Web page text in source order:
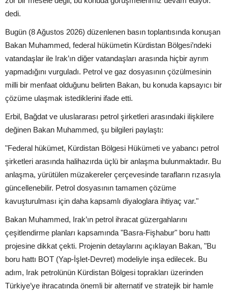
dedi.
Bugün (8 Ağustos 2026) düzenlenen basın toplantısında konuşan
Bakan Muhammed, federal hükümetin Kürdistan Bölgesi’ndeki
vatandaşlar ile Irak’ın diğer vatandaşları arasında hiçbir ayrım
yapmadığını vurguladı. Petrol ve gaz dosyasının çözülmesinin
milli bir menfaat olduğunu belirten Bakan, bu konuda kapsayıcı bir
çözüme ulaşmak istediklerini ifade etti.
Erbil, Bağdat ve uluslararası petrol şirketleri arasındaki ilişkilere
değinen Bakan Muhammed, şu bilgileri paylaştı:
"Federal hükümet, Kürdistan Bölgesi Hükümeti ve yabancı petrol
şirketleri arasında halihazırda üçlü bir anlaşma bulunmaktadır. Bu
anlaşma, yürütülen müzakereler çerçevesinde tarafların rızasıyla
güncellenebilir. Petrol dosyasının tamamen çözüme
kavuşturulması için daha kapsamlı diyaloglara ihtiyaç var."
Bakan Muhammed, Irak’ın petrol ihracat güzergahlarını
çeşitlendirme planları kapsamında "Basra-Fişhabur" boru hattı
projesine dikkat çekti. Projenin detaylarını açıklayan Bakan, "Bu
boru hattı BOT (Yap-İşlet-Devret) modeliyle inşa edilecek. Bu
adım, Irak petrolünün Kürdistan Bölgesi toprakları üzerinden
Türkiye’ye ihracatında önemli bir alternatif ve stratejik bir hamle